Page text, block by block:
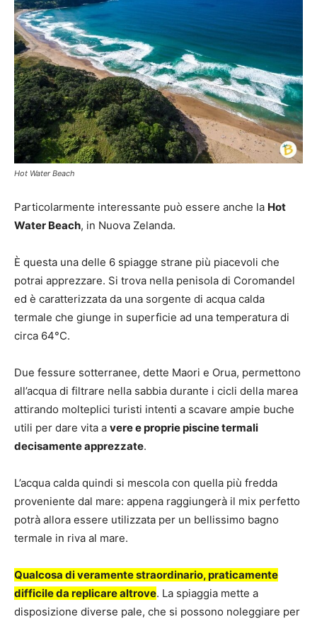
Hot Water Beach
Particolarmente interessante può essere anche la Hot
Water Beach, in Nuova Zelanda.
È questa una delle 6 spiagge strane più piacevoli che
potrai apprezzare. Si trova nella penisola di Coromandel
ed è caratterizzata da una sorgente di acqua calda
termale che giunge in superficie ad una temperatura di
circa 64°C.
Due fessure sotterranee, dette Maori e Orua, permettono
all’acqua di filtrare nella sabbia durante i cicli della marea
attirando molteplici turisti intenti a scavare ampie buche
utili per dare vita a vere e proprie piscine termali
decisamente apprezzate.
L’acqua calda quindi si mescola con quella più fredda
proveniente dal mare: appena raggiungerà il mix perfetto
potrà allora essere utilizzata per un bellissimo bagno
termale in riva al mare.
Qualcosa di veramente straordinario, praticamente
difficile da replicare altrove. La spiaggia mette a
disposizione diverse pale, che si possono noleggiare per